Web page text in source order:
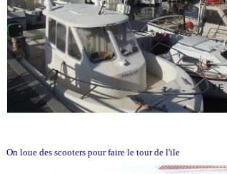
On loue des scooters pour faire le tour de l'ile